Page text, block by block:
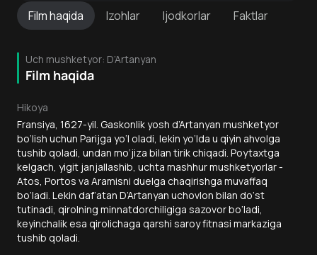
Filmhaqida Izohlar Ijodkorlar Faktlar
Uch mushketyor: D’Artanyan
Film haqida
Hikoya
Fransiya, 1627-yil. Gaskonlik yosh d’Artanyan mushketyor
bo‘lish uchun Parijga yo‘l oladi, lekin yo‘lda u qiyin ahvolga
tushib qoladi, undan mo‘jiza bilan tirik chiqadi. Poytaxtga
kelgach, yigit janjallashib, uchta mashhur mushketyorlar -
Atos, Portos va Aramisni duelga chaqirishga muvaffaq
bo‘ladi. Lekin daf’atan D’Artanyan uchovlon bilan do‘st
tutinadi, qirolning minnatdorchiligiga sazovor bo‘ladi,
keyinchalik esa qirolichaga qarshi saroy fitnasi markaziga
tushib qoladi.